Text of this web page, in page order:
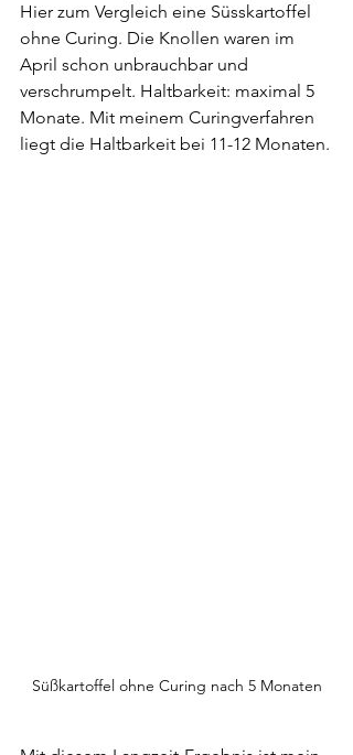
Hier zum Vergleich eine Süsskartoffel
ohne Curing. Die Knollen waren im
April schon unbrauchbar und
verschrumpelt. Haltbarkeit: maximal 5
Monate. Mit meinem Curingverfahren
liegt die Haltbarkeit bei 11-12 Monaten.
Süßkartoffel ohne Curing nach 5 Monaten